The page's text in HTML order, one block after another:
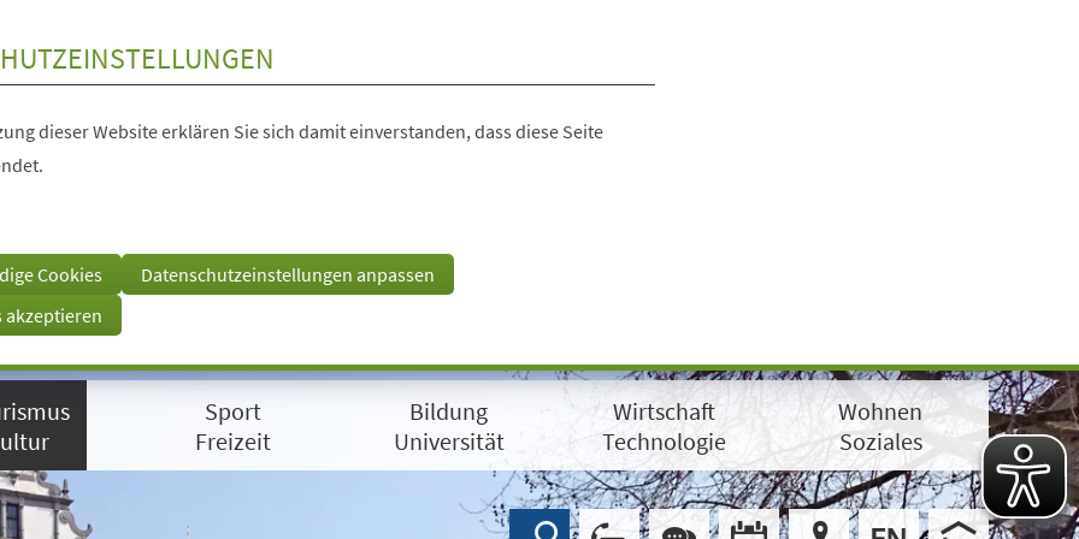
dieser Website erklären Sie sich damit einverstanden, dass diese Seite
Cookies
Datenschutzeinstellungen anpassen
akzeptieren
Sport
Freizeit
Bildung
Universität
Wirtschaft
Technologie
Wohnen
Soziales